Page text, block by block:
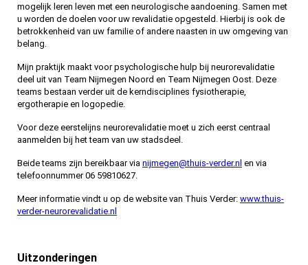
mogelijk leren leven met een neurologische aandoening. Samen met
u worden de doelen voor uw revalidatie opgesteld. Hierbij is ook de
betrokkenheid van uw familie of andere naasten in uw omgeving van
belang.
Mijn praktijk maakt voor psychologische hulp bij neurorevalidatie
deel uit van Team Nijmegen Noord en Team Nijmegen Oost. Deze
teams bestaan verder uit de kerndisciplines fysiotherapie,
ergotherapie en logopedie.
Voor deze eerstelijns neurorevalidatie moet u zich eerst centraal
aanmelden bij het team van uw stadsdeel.
Beide teams zijn bereikbaar via nijmegen@thuis-verder.nl en via
telefoonnummer 06 59810627.
Meer informatie vindt u op de website van Thuis Verder: www.thuis-
verder-neurorevalidatie.nl
Uitzonderingen